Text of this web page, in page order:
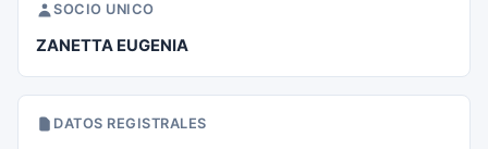
SOCIO UNICO
ZANETTA EUGENIA
DATOS REGISTRALES